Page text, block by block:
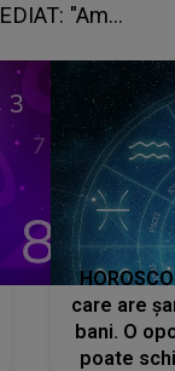
care are
bani. O
poate